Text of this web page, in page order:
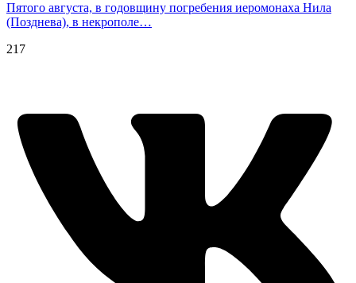
Пятого августа, в годовщину погребения иеромонаха Нила
(Позднева), в некрополе…
217